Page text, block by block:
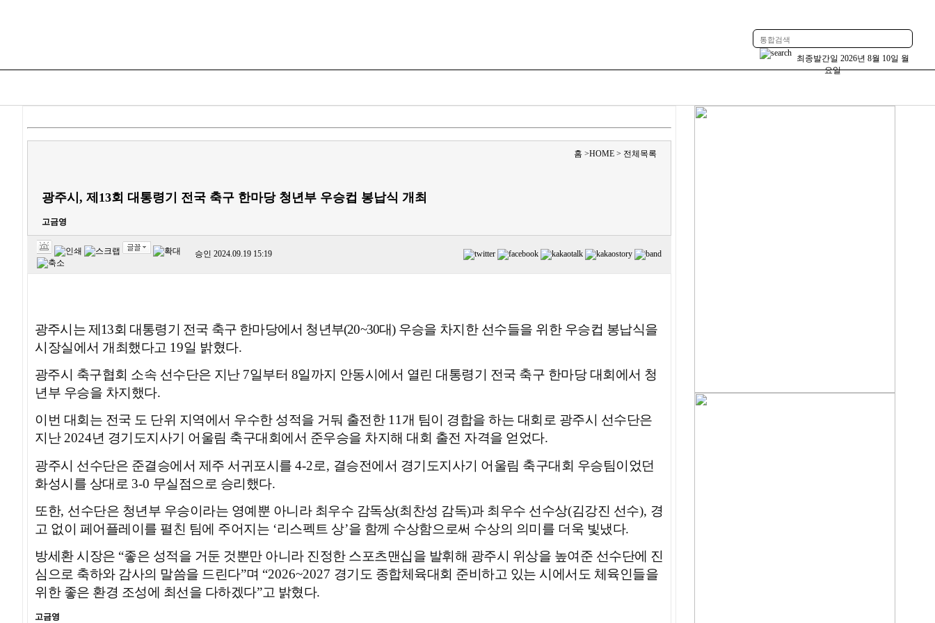
최종발간일 2026년 8월 10일 월
요일
홈 >HOME > 전체목록
광주시, 제13회 대통령기 전국 축구 한마당 청년부 우승컵 봉납식 개최
고금영
승인 2024.09.19 15:19
광주시는 제13회 대통령기 전국 축구 한마당에서 청년부(20~30대) 우승을 차지한 선수들을 위한 우승컵 봉납식을
시장실에서 개최했다고 19일 밝혔다.
광주시 축구협회 소속 선수단은 지난 7일부터 8일까지 안동시에서 열린 대통령기 전국 축구 한마당 대회에서 청
년부 우승을 차지했다.
이번 대회는 전국 도 단위 지역에서 우수한 성적을 거둬 출전한 11개 팀이 경합을 하는 대회로 광주시 선수단은
지난2024년 경기도지사기 어울림 축구대회에서 준우승을 차지해 대회 출전 자격을 얻었다.
광주시 선수단은 준결승에서 제주 서귀포시를 4-2로, 결승전에서 경기도지사기 어울림 축구대회 우승팀이었던
화성시를 상대로 3-0 무실점으로 승리했다.
또한, 선수단은 청년부 우승이라는 영예뿐 아니라 최우수 감독상(최찬성 감독)과 최우수 선수상(김강진 선수), 경
고 없이 페어플레이를 펼친 팀에 주어지는 ‘리스펙트 상’을 함께 수상함으로써 수상의 의미를 더욱 빛냈다.
방세환 시장은 “좋은 성적을 거둔 것뿐만 아니라 진정한 스포츠맨십을 발휘해 광주시 위상을 높여준 선수단에 진
심으로 축하와 감사의 말씀을 드린다”며 “2026~2027 경기도 종합체육대회 준비하고 있는 시에서도 체육인들을
위한 좋은 환경 조성에 최선을 다하겠다”고 밝혔다.
고금영